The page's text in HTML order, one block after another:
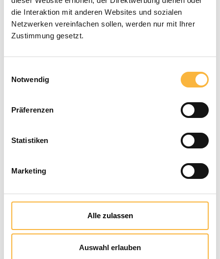
die Interaktion mit anderen Websites und sozialen
Netzwerken vereinfachen sollen, werden nur mit Ihrer
Zustimmung gesetzt.
Notwendig
Präferenzen
Statistiken
Marketing
Alle zulassen
Auswahl erlauben
verändern, zu ergänzen, zu löschen
oder die Veröffentlichung zeitweise
oder endgültig einzustellen.
oder indirekt verwiesen wird, die
liegen, haftet dieser für dort befindliche
insbesondere für Schäden, die aus der
Nutzung oder Nichtnutzung solcherart
entstehen, haftet allein der Anbieter
nicht derjenige, der über Links auf die
Der Autor ist bestrebt, in allen